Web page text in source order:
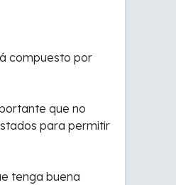
compuesto por
que no
para permitir
tenga buena